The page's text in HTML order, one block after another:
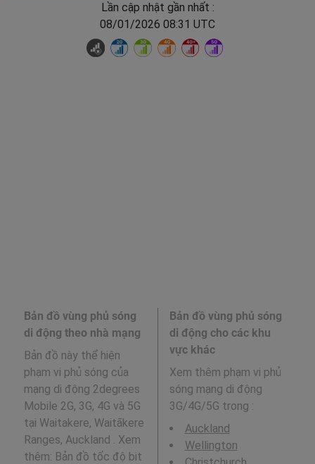
Lần cập nhật gần nhất :
08/01/2026 08:31 UTC
Bản đồ vùng phủ sóng
di động theo nhà mạng
Bản đồ này thể hiện
phạm vi phủ sóng của
mạng di động 2degrees
Mobile 2G, 3G, 4G và 5G
tại Waitakere, Waitākere
Ranges, Auckland . Xem
thêm: Bản đồ tốc độ bit
Bản đồ vùng phủ sóng
di động cho các khu
vực khác
Xem thêm phạm vi phủ
sóng mạng di động
3G/4G/5G trong :
Auckland
Wellington